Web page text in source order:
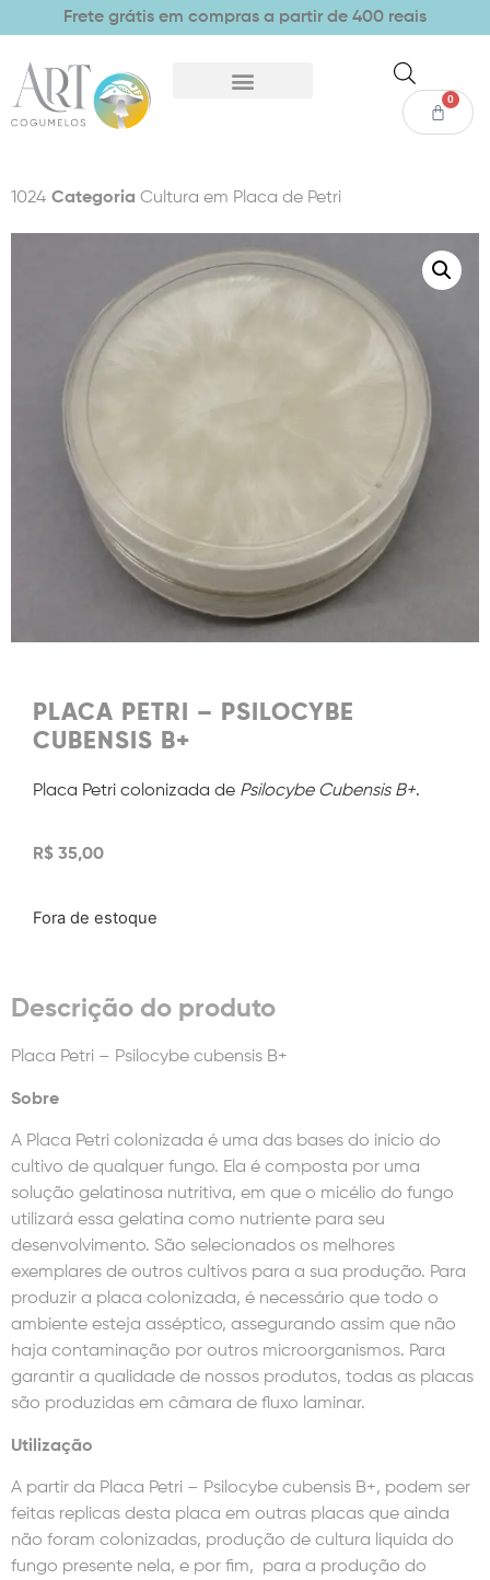
Frete grátis em compras a partir de 400 reais
0
1024 Categoria Cultura em Placa de Petri
PLACA PETRI – PSILOCYBE
CUBENSIS B+
Placa Petri colonizada de Psilocybe Cubensis B+.
R$ 35,00
Fora de estoque
Descrição do produto
Placa Petri – Psilocybe cubensis B+
Sobre
A Placa Petri colonizada é uma das bases do inicio do
cultivo de qualquer fungo. Ela é composta por uma
solução gelatinosa nutritiva, em que o micélio do fungo
utilizará essa gelatina como nutriente para seu
desenvolvimento. São selecionados os melhores
exemplares de outros cultivos para a sua produção. Para
produzir a placa colonizada, é necessário que todo o
ambiente esteja asséptico, assegurando assim que não
haja contaminação por outros microorganismos. Para
garantir a qualidade de nossos produtos, todas as placas
são produzidas em câmara de fluxo laminar.
Utilização
A partir da Placa Petri – Psilocybe cubensis B+, podem ser
feitas replicas desta placa em outras placas que ainda
não foram colonizadas, produção de cultura liquida do
fungo presente nela, e por fim, para a produção do